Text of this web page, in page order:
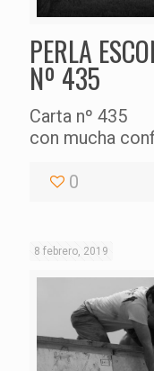
PERLA
Nº 435
Carta nº 435
con mucha
0
8 febrero, 2019